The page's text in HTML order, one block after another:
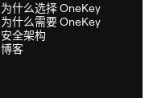
为什么选择 OneKey
为什么需要 OneKey
安全架构
博客